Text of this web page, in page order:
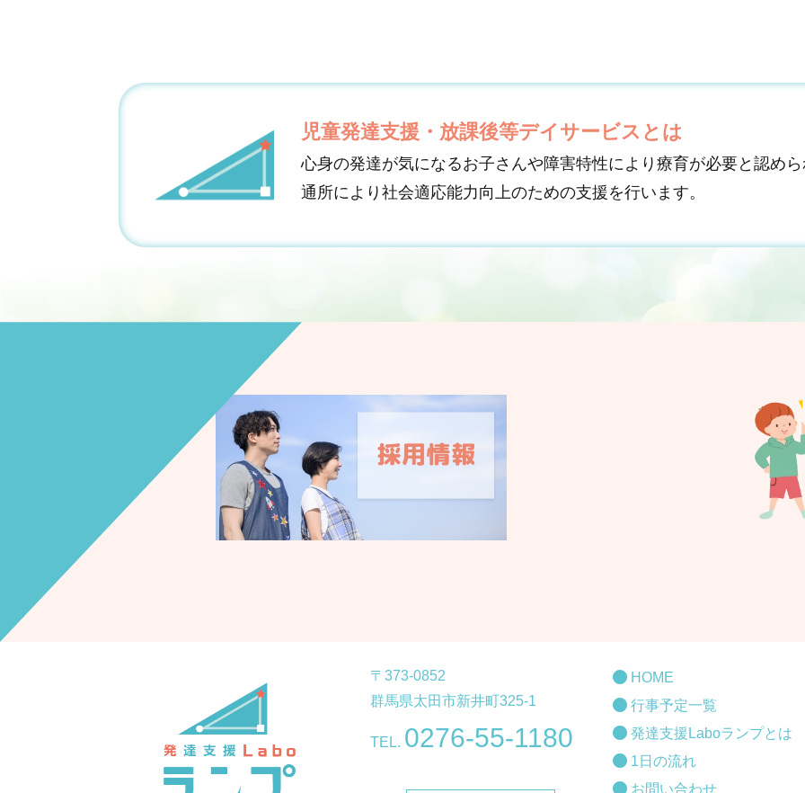
児童発達支援・放課後等デイサービスとは
心身の発達が気になるお子さんや障害特性により療育が必要と認め
通所により社会適応能力向上のための支援を行います。
関してはこちらよりご確認
〒373-0852
群馬県太田市新井町325-1
TEL. 0276-55-1180
HOME
行事予定一覧
発達支援Laboランプとは
1日の流れ
お問い合わせ